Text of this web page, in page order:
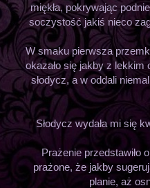
miękła, pokrywając
soczystość jakiś nieco
W smaku pierwsza
okazało się jakby z lekkim
słodycz, a w oddali
Słodycz wydała mi się
Prażenie przedstawiło
prażone, że jakby
planie, aż